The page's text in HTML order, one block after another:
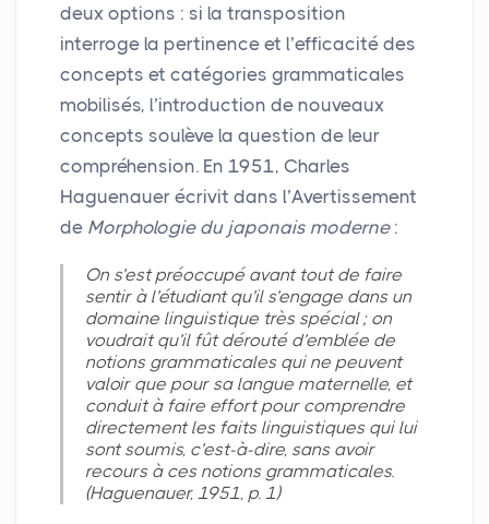
deux options : si la transposition
interroge la pertinence et l’efficacité des
concepts et catégories grammaticales
mobilisés, l’introduction de nouveaux
concepts soulève la question de leur
compréhension. En 1951, Charles
Haguenauer écrivit dans l’Avertissement
de Morphologie du japonais moderne:
On s’est préoccupé avant tout de faire
sentir à l’étudiant qu’il s’engage dans un
domaine linguistique très spécial ; on
voudrait qu’il fût dérouté d’emblée de
notions grammaticales qui ne peuvent
valoir que pour sa langue maternelle, et
conduit à faire effort pour comprendre
directement les faits linguistiques qui lui
sont soumis, c’est-à-dire, sans avoir
recours à ces notions grammaticales.
(Haguenauer, 1951, p. 1)